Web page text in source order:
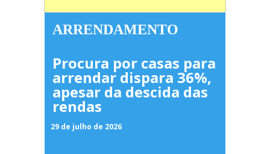
ARRENDAMENTO
Procura por casas para
arrendar dispara 36%,
apesar da descida das
rendas
29 de julho de 2026